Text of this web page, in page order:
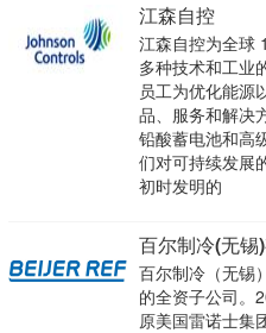
江森自控
江森自控为全球
多种技术和工业
员工为优化能源
品、服务和解决
铅酸蓄电池和高
们对可持续发展
初时发明的
百尔制冷(无锡
百尔制冷（无锡
的全资子公司。
原美国雷诺士集